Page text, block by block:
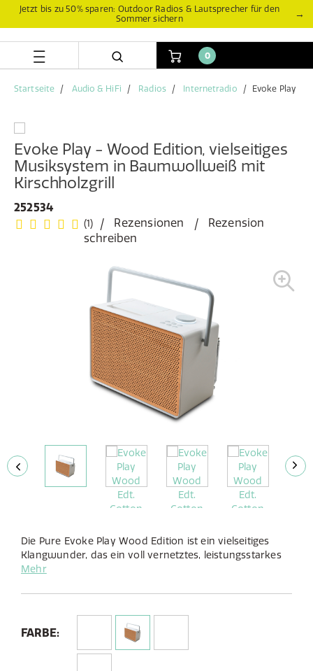
Zum
ZumJetzt bis zu 50% sparen: Outdoor Radios & Lautsprecher für den
Sommer sichern
→
0
Startseite Audio & HiFi Radios Internetradio Evoke Play
Evoke Play - Wood Edition, vielseitiges
Musiksystem in Baumwollweiß mit
Kirschholzgrill
252534
(1) Rezensionen
Rezension
schreiben
Die Pure Evoke Play Wood Edition ist ein vielseitiges
Klangwunder, das ein voll vernetztes, leistungsstarkes
Audioerlebnis mit einem Tragegriff bietet, um überall in
In Anlehnung an unser unverwechselbares
Holzmerkmal neu aufgegriffen und transformiert, um
Dir die Evoke Play Wood Edition mit einem warmen
Lautsprechergitter aus Kirschholz zu präsentieren.
Mehr
FARBE: